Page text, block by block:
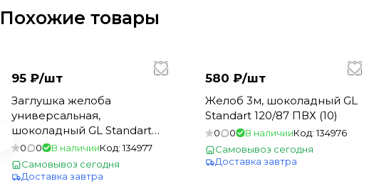
Похожие товары
95 ₽/шт
Заглушка желоба
универсальная,
шоколадный GL Standart
120/87 ПВХ (72)
0 0 В наличииКод:134977
Самовывоз сегодня
Доставка завтра
580 ₽/шт
Желоб 3м, шоколадный GL
Standart 120/87 ПВХ (10)
0 0 В наличииКод:134976
Самовывоз сегодня
Доставка завтра